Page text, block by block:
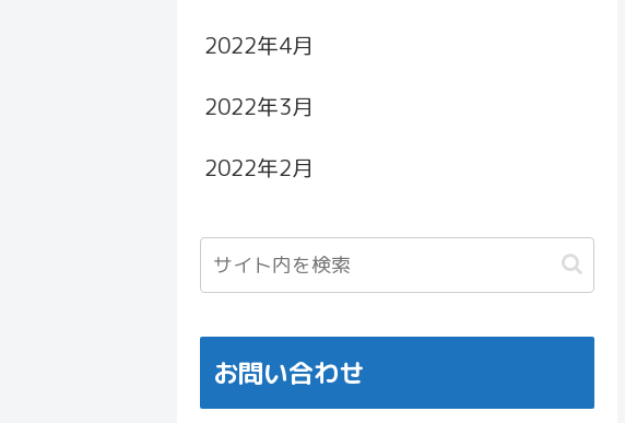
2022年4月
2022年3月
2022年2月
お問い合わせ